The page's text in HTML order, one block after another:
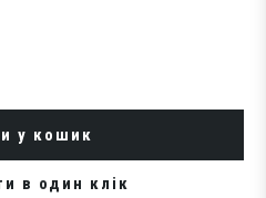
у кошик
в один клік